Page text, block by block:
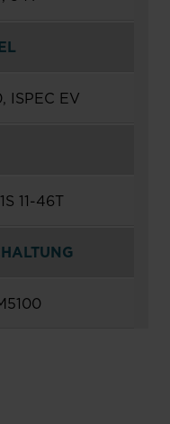
ISPEC EV
11-46T